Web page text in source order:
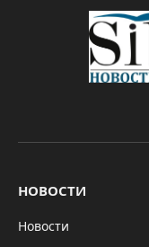
НОВОСТИ
Новости